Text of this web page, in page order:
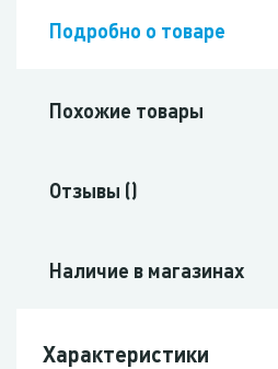
Подробно о товаре
Похожие товары
Отзывы ()
Наличие в магазинах
Характеристики